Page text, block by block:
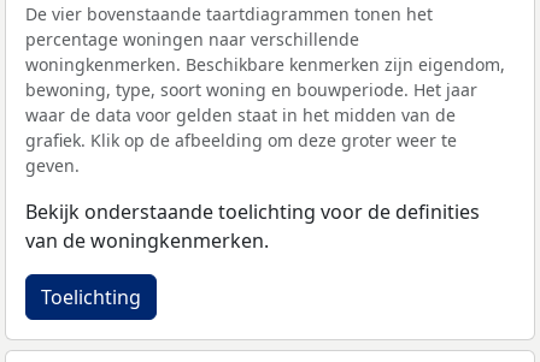
De vier bovenstaande taartdiagrammen tonen het
percentage woningen naar verschillende
woningkenmerken. Beschikbare kenmerken zijn eigendom,
bewoning, type, soort woning en bouwperiode. Het jaar
waar de data voor gelden staat in het midden van de
grafiek. Klik op de afbeelding om deze groter weer te
geven.
Bekijk onderstaande toelichting voor de definities
van de woningkenmerken.
Toelichting